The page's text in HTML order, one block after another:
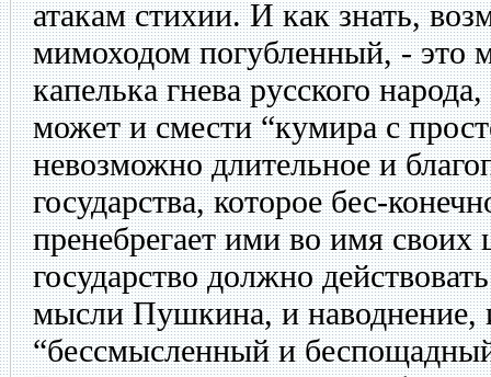
атакам стихии. И как знать,
мимоходом погубленный, - это
капелька гнева русского
может и смести “кумира с
невозможно длительное и
государства, которое бес-
пренебрегает ими во имя своих
государство должно
мысли Пушкина, и наводнение,
“бессмысленный и